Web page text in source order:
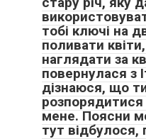
тобі ключі на
поливати
наглядати за
повернулася з
дізнаюся, що
мене. Поясни
тут відбулося,